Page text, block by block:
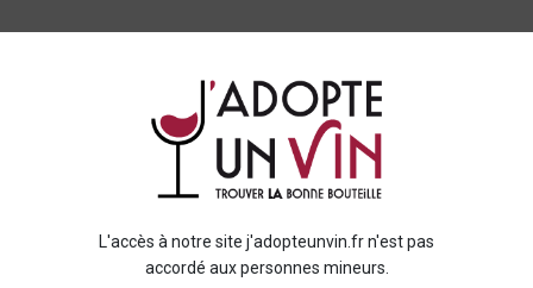
L'accès à notre site j'adopteunvin.fr n'est pas
accordé aux personnes mineurs.